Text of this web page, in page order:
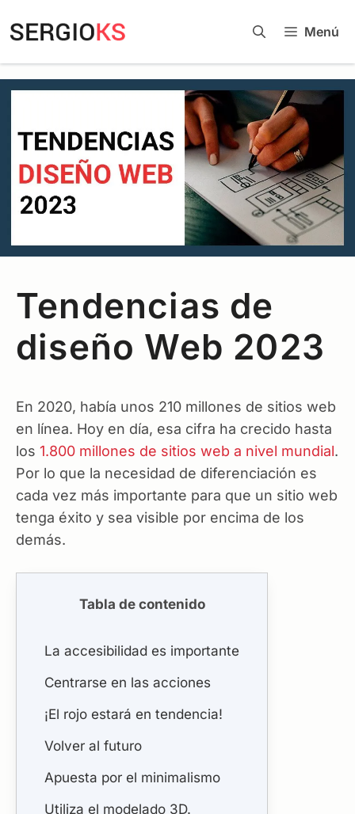
Menú
Tendencias de
diseño Web 2023
En 2020, había unos 210 millones de sitios web
en línea. Hoy en día, esa cifra ha crecido hasta
los 1.800 millones de sitios web a nivel mundial.
Por lo que la necesidad de diferenciación es
cada vez más importante para que un sitio web
tenga éxito y sea visible por encima de los
demás.
Tabla de contenido
La accesibilidad es importante
Centrarse en las acciones
¡El rojo estará en tendencia!
Volver al futuro
Apuesta por el minimalismo
Utiliza el modelado 3D.